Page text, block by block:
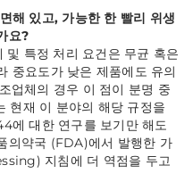
해 있고, 가능한 한 빨리 위생
요?
및 특정 처리 요건은 무균 혹은
중요도가 낮은 제품에도 유의
업체의 경우 이 점이 분명 중
현재 이 분야의 해당 규정을
에 대한 연구를 보기만 해도
의약국 (FDA)에서 발행한 가
지침에 더 역점을 두고